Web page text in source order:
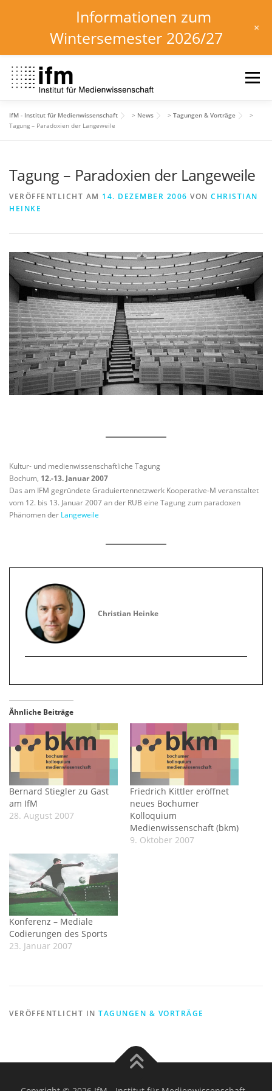
Inhalt
springen
Menü
HOME NEWS KALENDER
FORSCHUNG DOWNLOADS
IfM - Institut für Medienwissenschaft > News > Tagungen & Vorträge
>
Tagung – Paradoxien der Langeweile
Tagung – Paradoxien der Langeweile
VERÖFFENTLICHT AM 14. DEZEMBER 2006 VON CHRISTIAN
HEINKE
Kultur- und medienwissenschaftliche Tagung
Bochum, 12.-13. Januar 2007
Das am IFM gegründete Graduiertennetzwerk Kooperative-M veranstaltet
vom 12. bis 13. Januar 2007 an der RUB eine Tagung zum paradoxen
Phänomen der Langeweile
Christian Heinke
Ähnliche Beiträge
Bernard Stiegler zu Gast
am IfM
28. August 2007
Friedrich Kittler eröffnet
neues Bochumer
Kolloquium
Medienwissenschaft (bkm)
9. Oktober 2007
Konferenz – Mediale
Codierungen des Sports
23. Januar 2007
VERÖFFENTLICHT IN TAGUNGEN & VORTRÄGE
Informationen zum
Wintersemester 2026/27
+